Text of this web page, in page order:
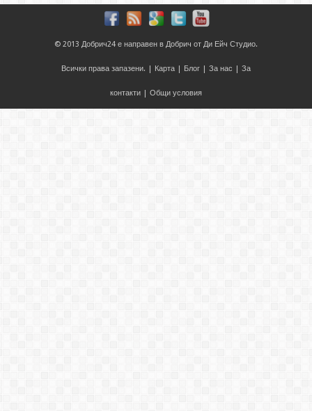
© 2013 Добрич24 е направен в Добрич от Ди Ейч Студио.
Всички права запазени. | Карта | Блог | За нас | За
контакти | Общи условия